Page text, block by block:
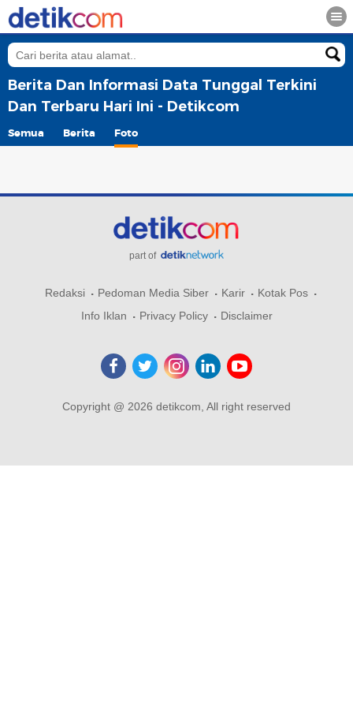
Berita Dan Informasi Data Tunggal Terkini
Dan Terbaru Hari Ini - Detikcom
Semua Berita Foto
part of
Redaksi Pedoman Media Siber Karir
Kotak Pos
Info Iklan
Privacy Policy Disclaimer
Copyright @ 2026 detikcom, All right reserved